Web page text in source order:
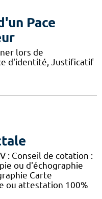
Pace
lors de
d'identité, Justificatif
: Conseil de cotation :
ou d'échographie
Carte
ou attestation 100%